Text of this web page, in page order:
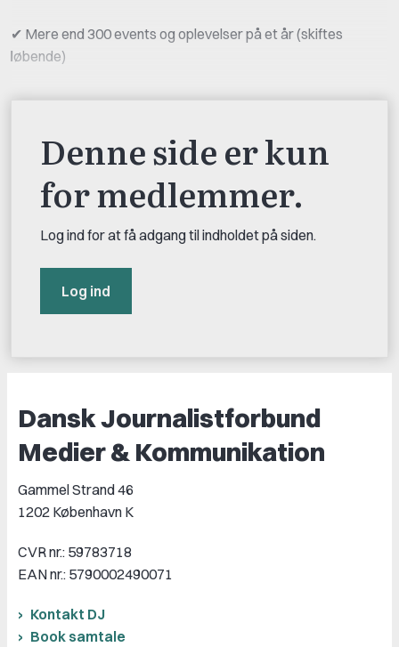
✔ Mere end 300 events og oplevelser på et år (skiftes
løbende)
Denne side er kun
for medlemmer.
Log ind for at få adgang til indholdet på siden.
Log ind
Dansk Journalistforbund
Medier & Kommunikation
Gammel Strand 46
1202 København K
CVR nr.: 59783718
EAN nr.: 5790002490071
Kontakt DJ
Book samtale